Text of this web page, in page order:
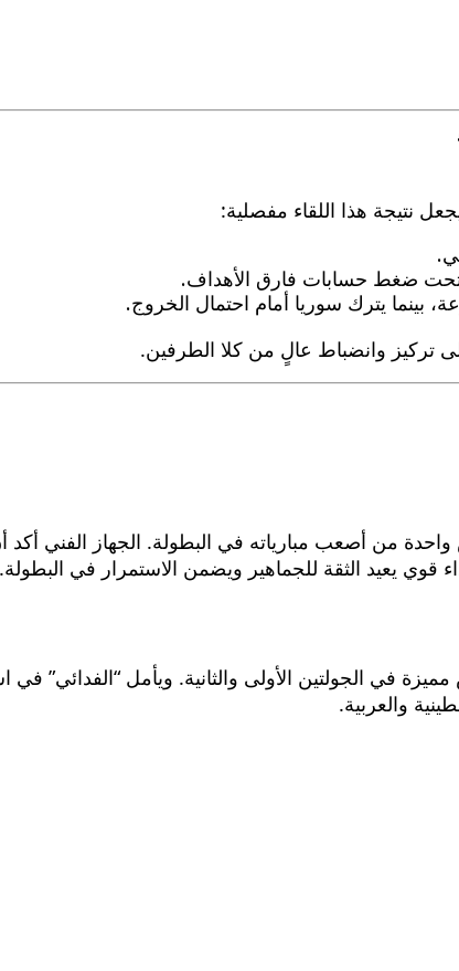
نتيجة هذا اللقاء مفصلية:
تحت ضغط حسابات فارق الأهداف.
بينما يترك سوريا أمام احتمال الخروج.
إلى تركيز وانضباط عالٍ من كلا الطرفين.
من أصعب مبارياته في البطولة. الجهاز الفني
يعيد الثقة للجماهير ويضمن الاستمرار في البطولة.
في الجولتين الأولى والثانية. ويأمل “الفدائي” في
والعربية.